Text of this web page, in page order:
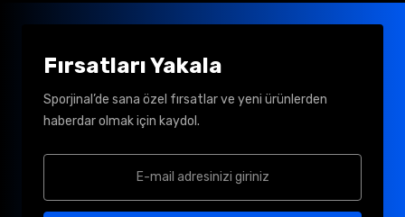
Fırsatları Yakala
Sporjinal’de sana özel fırsatlar ve yeni ürünlerden
haberdar olmak için kaydol.